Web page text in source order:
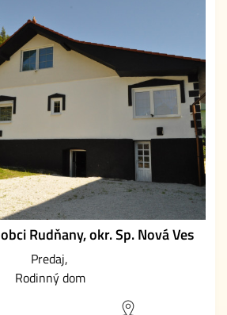
Rudňany, okr. Sp. Nová Ves
Predaj
Rodinný dom